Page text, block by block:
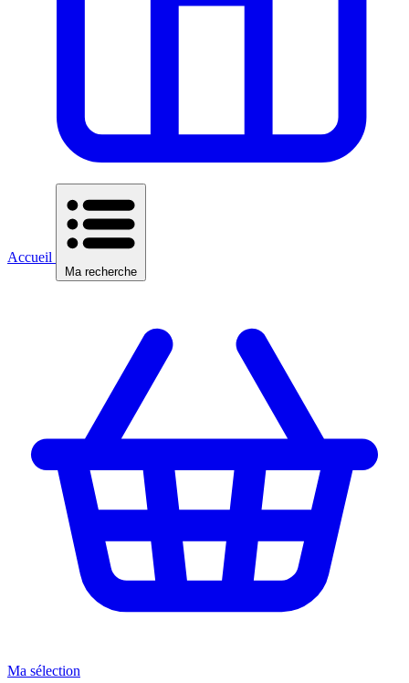
Accueil
Ma recherche
Ma sélection